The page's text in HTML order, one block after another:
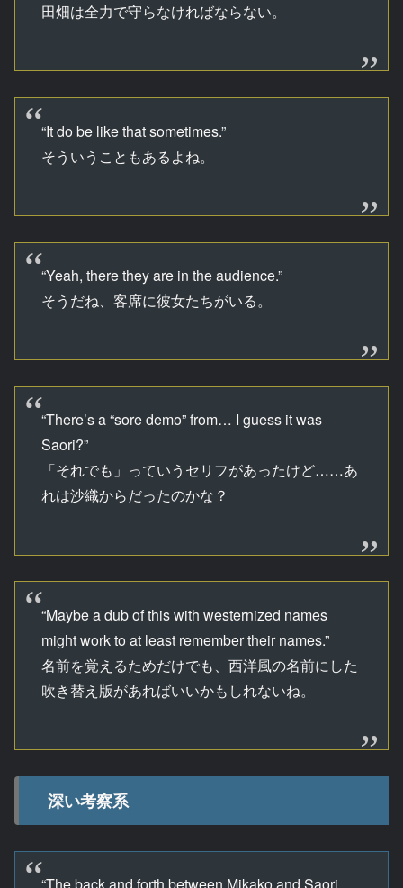
田畑は全力で守らなければならない。
“It do be like that sometimes.”
そういうこともあるよね。
“Yeah, there they are in the audience.”
そうだね、客席に彼女たちがいる。
“There’s a “sore demo” from… I guess it was
Saori?”
「それでも」っていうセリフがあったけど……あ
れは沙織からだったのかな？
“Maybe a dub of this with westernized names
might work to at least remember their names.”
名前を覚えるためだけでも、西洋風の名前にした
吹き替え版があればいいかもしれないね。
深い考察系